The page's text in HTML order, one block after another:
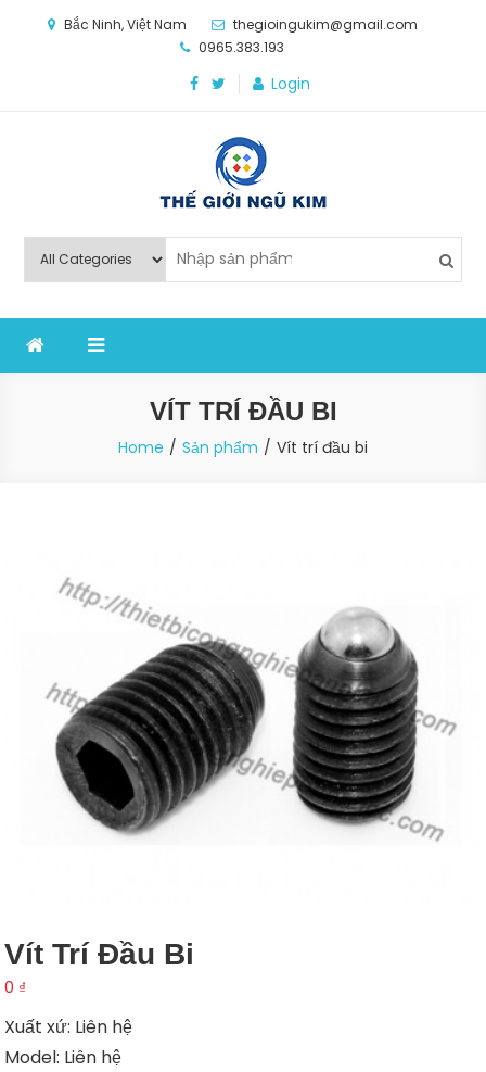
Bắc Ninh, Việt Nam
thegioingukim@gmail.com
0965.383.193
Login
Thế Giới Ngũ Kim
nghiệp sản xuất
VÍT TRÍ ĐẦU BI
Home Sản phẩm Vít trí đầu bi
Vít Trí Đầu Bi
0 ₫
Xuất xứ: Liên hệ
Model: Liên hệ